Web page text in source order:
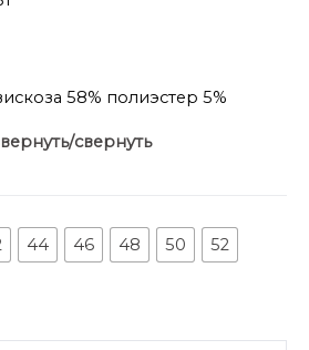
58% полиэстер 5%
макси-платье.
свернуть
44 46 48 50 52